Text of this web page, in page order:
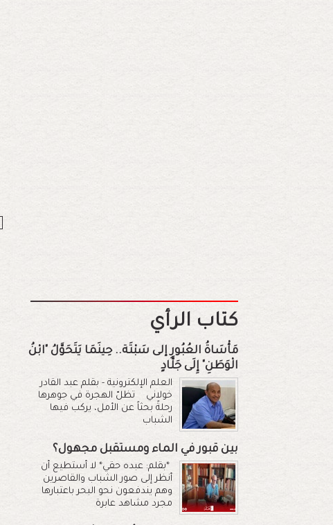
كتاب الرأي
مَأْسَاةُ العُبُورِ إلى سَبْتَة.. حِينَمَا يَتَحَوَّلُ "ابْنُ
الْوَطَنِ" إِلَى جَلَّادٍ
العلم الإلكترونية - بقلم عبد القادر
خولاني تظلّ الهجرة في جوهرها
رحلةً بحثاً عن الأمل، يركب فيها
الشباب
بين قبور في الماء ومستقبل مجهول؟
*بقلم: عبده حقي* لا أستطيع أن
أنظر إلى صور الشباب والقاصرين
وهم يندفعون نحو البحر باعتبارها
مجرد مشاهد عابرة